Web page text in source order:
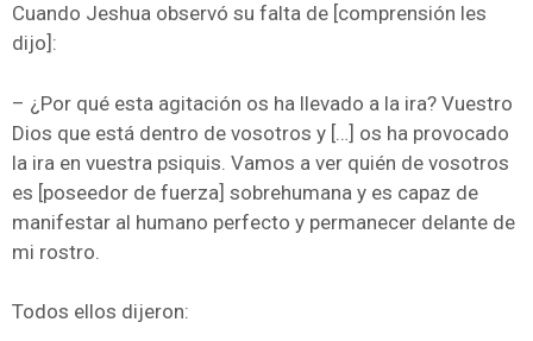
Cuando Jeshua observó su falta de [comprensión les
dijo]:
– ¿Por qué esta agitación os ha llevado a la ira? Vuestro
Dios que está dentro de vosotros y […] os ha provocado
la ira en vuestra psiquis. Vamos a ver quién de vosotros
es [poseedor de fuerza] sobrehumana y es capaz de
manifestar al humano perfecto y permanecer delante de
mi rostro.
Todos ellos dijeron: